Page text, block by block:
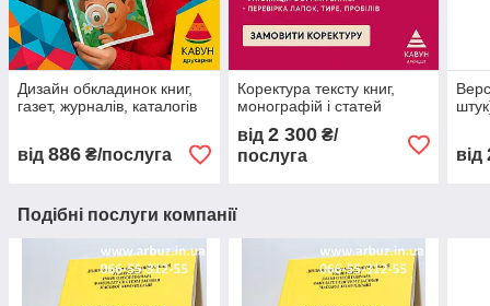
Дизайн обкладинок книг,
газет, журналів, каталогів
від 886 ₴/послуга
Коректура тексту книг,
монографій і статей
від 2 300₴/
послуга
від
Подібні послуги компанії